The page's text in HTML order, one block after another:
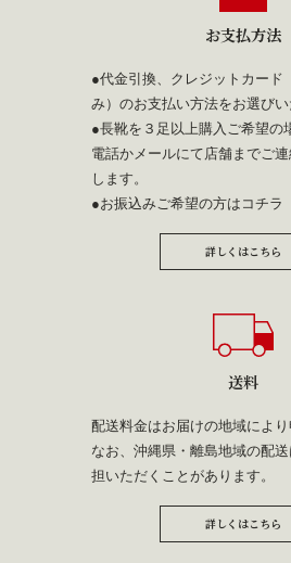
お支払方法
●代金引換、クレジットカード
み）のお支払い方法をお選びい
●長靴を３足以上購入ご希望の
電話かメールにて店舗までご
します。
●お振込みご希望の方は コチラ
詳しくはこちら
送料
配送料金はお届けの地域により
なお、沖縄県・離島地域の配
担いただくことがあります。
詳しくはこちら